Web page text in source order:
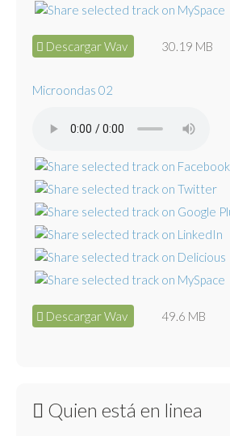
Descargar Wav 30.19 MB
Microondas 02
Descargar Wav 49.6 MB
Quien está en linea